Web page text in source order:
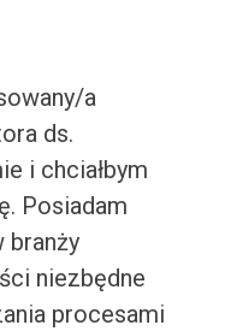
a
ds.
i chciałbym
Posiadam
branży
niezbędne
procesami